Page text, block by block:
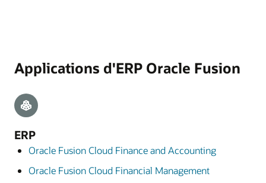
Applications d'ERP Oracle Fusion
ERP
Oracle Fusion Cloud Finance and Accounting
Oracle Fusion Cloud Financial Management